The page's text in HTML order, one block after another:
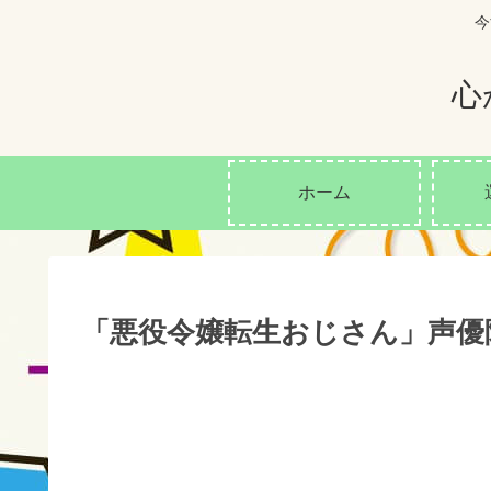
心
ホーム
「悪役令嬢転生おじさん」声